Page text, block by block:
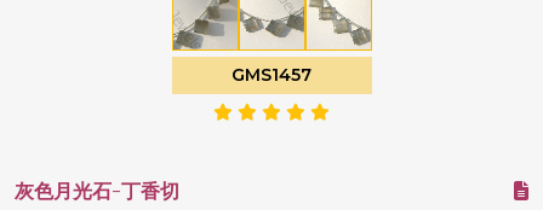
GMS1457
灰色月光石-丁香切